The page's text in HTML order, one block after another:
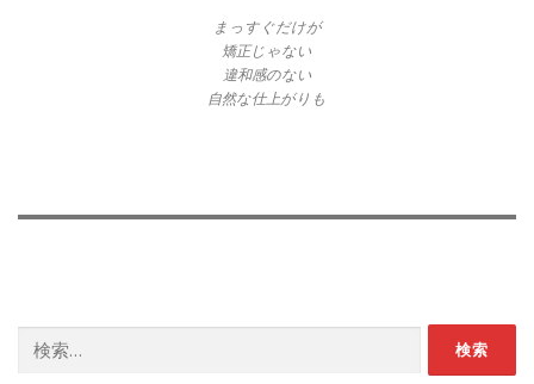
まっすぐだけが
矯正じゃない
違和感のない
自然な仕上がりも
検索: